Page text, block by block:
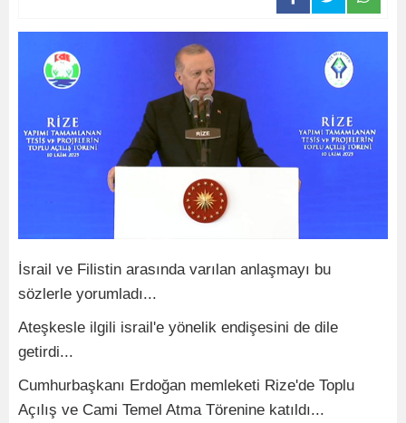
İsrail ve Filistin arasında varılan anlaşmayı bu
sözlerle yorumladı...
Ateşkesle ilgili israil'e yönelik endişesini de dile
getirdi...
Cumhurbaşkanı Erdoğan memleketi Rize'de Toplu
Açılış ve Cami Temel Atma Törenine katıldı...